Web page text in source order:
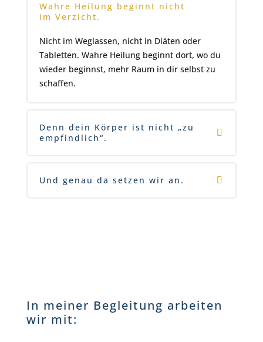
Wahre Heilung beginnt nicht
im Verzicht.
Nicht im Weglassen, nicht in Diäten oder
Tabletten. Wahre Heilung beginnt dort, wo du
wieder beginnst, mehr Raum in dir selbst zu
schaffen.
Denn dein Körper ist nicht „zu
empfindlich“.
Und genau da setzen wir an.
In meiner Begleitung arbeiten
wir mit: